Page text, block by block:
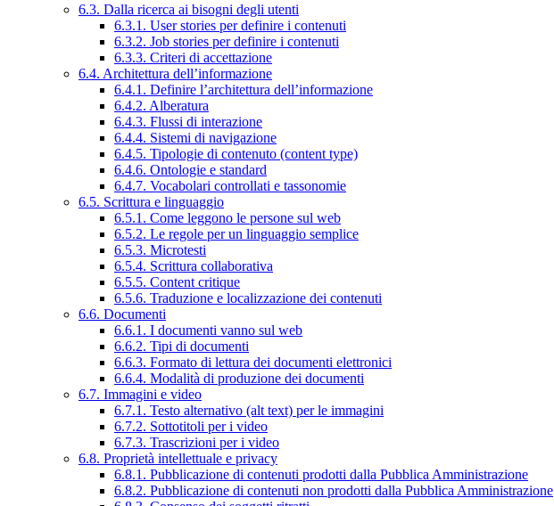
6.3. Dalla ricerca ai bisogni degli utenti
6.3.1. User stories per definire i contenuti
6.3.2. Job stories per definire i contenuti
6.3.3. Criteri di accettazione
6.4. Architettura dell’informazione
6.4.1. Definire l’architettura dell’informazione
6.4.2. Alberatura
6.4.3. Flussi di interazione
6.4.4. Sistemi di navigazione
6.4.5. Tipologie di contenuto (content type)
6.4.6. Ontologie e standard
6.4.7. Vocabolari controllati e tassonomie
6.5. Scrittura e linguaggio
6.5.1. Come leggono le persone sul web
6.5.2. Le regole per un linguaggio semplice
6.5.3. Microtesti
6.5.4. Scrittura collaborativa
6.5.5. Content critique
6.5.6. Traduzione e localizzazione dei contenuti
6.6. Documenti
6.6.1. I documenti vanno sul web
6.6.2. Tipi di documenti
6.6.3. Formato di lettura dei documenti elettronici
6.6.4. Modalità di produzione dei documenti
6.7. Immagini e video
6.7.1. Testo alternativo (alt text) per le immagini
6.7.2. Sottotitoli per i video
6.7.3. Trascrizioni per i video
6.8. Proprietà intellettuale e privacy
6.8.1. Pubblicazione di contenuti prodotti dalla Pubblica Amministrazione
6.8.2. Pubblicazione di contenuti non prodotti dalla Pubblica Amministrazione